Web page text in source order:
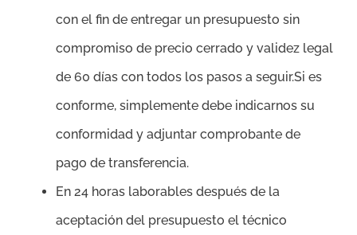
con el fin de entregar un presupuesto sin
compromiso de precio cerrado y validez legal
de 60 días con todos los pasos a seguir.Si es
conforme, simplemente debe indicarnos su
conformidad y adjuntar comprobante de
pago de transferencia.
En 24 horas laborables después de la
aceptación del presupuesto el técnico